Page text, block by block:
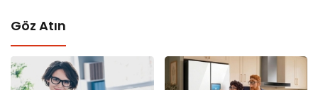
Göz Atın